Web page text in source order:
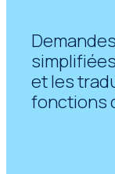
et les
fonctions